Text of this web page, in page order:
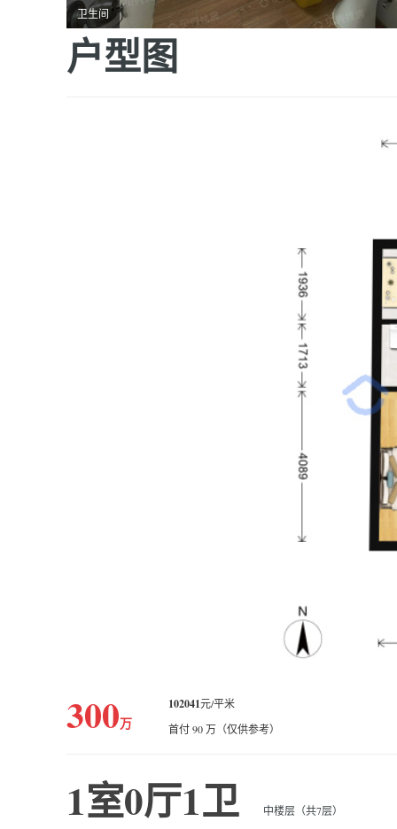
卫生间
户型图
300万
102041元/平米
首付 90 万（仅供参考）
1室0厅1卫 中楼层（共7层）